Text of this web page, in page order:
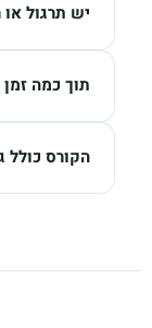
יש תרגול
תוך כמה
הקורס כולל